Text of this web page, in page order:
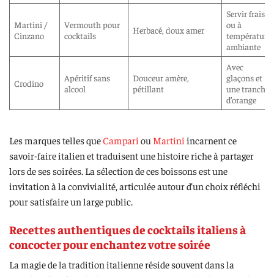
Martini /
Cinzano
Vermouth pour
cocktails
Herbacé, doux amer
Servir frais
ou à
température
ambiante
Crodino
Apéritif sans
alcool
Douceur amère,
pétillant
Avec
glaçons et
une tranche
d’orange
Les marques telles queCampari ou Martini incarnent ce
savoir-faire italien et traduisent une histoire riche à partager
lors de ses soirées. La sélection de ces boissons est une
invitation à la convivialité, articulée autour d’un choix réfléchi
pour satisfaire un large public.
Recettes authentiques de cocktails italiens à
concocter pour enchantez votre soirée
La magie de la tradition italienne réside souvent dans la